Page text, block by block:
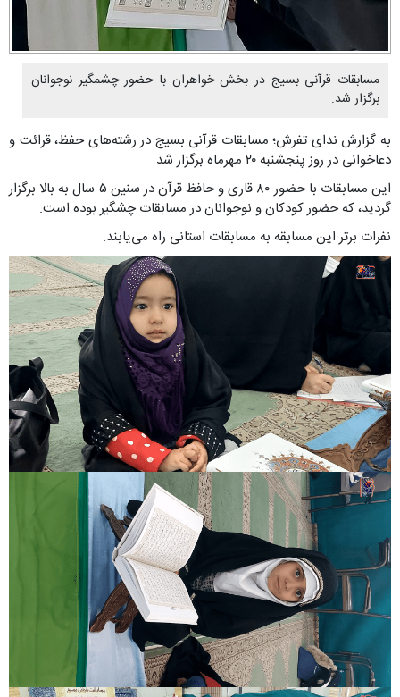
مسابقات قرآنی بسیج در بخش خواهران با حضور چشمگیر نوجوانان
برگزار شد.
به گزارش ندای تفرش؛ مسابقات قرآنی بسیج در رشته‌های حفظ، قرائت و
دعاخوانی در روز پنجشنبه ۲۰ مهرماه برگزار شد.
این مسابقات با حضور ۸۰ قاری و حافظ قرآن در سنین ۵ سال به بالا برگزار
گردید، که حضور کودکان و نوجوانان در مسابقات چشگیر بوده است.
نفرات برتر این مسابقه به مسابقات استانی راه می‌یابند.